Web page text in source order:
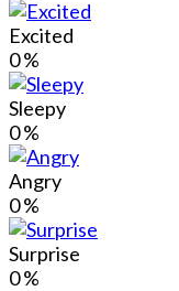
Excited
0%
Sleepy
0%
Angry
0%
Surprise
0%